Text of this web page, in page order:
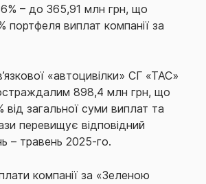
– до 365,91 млн грн, що
портфеля виплат компанії за
«автоцивілки» СГ «ТАС»
898,4 млн грн, що
від загальної суми виплат та
перевищує відповідний
– травень 2025-го.
компанії за «Зеленою